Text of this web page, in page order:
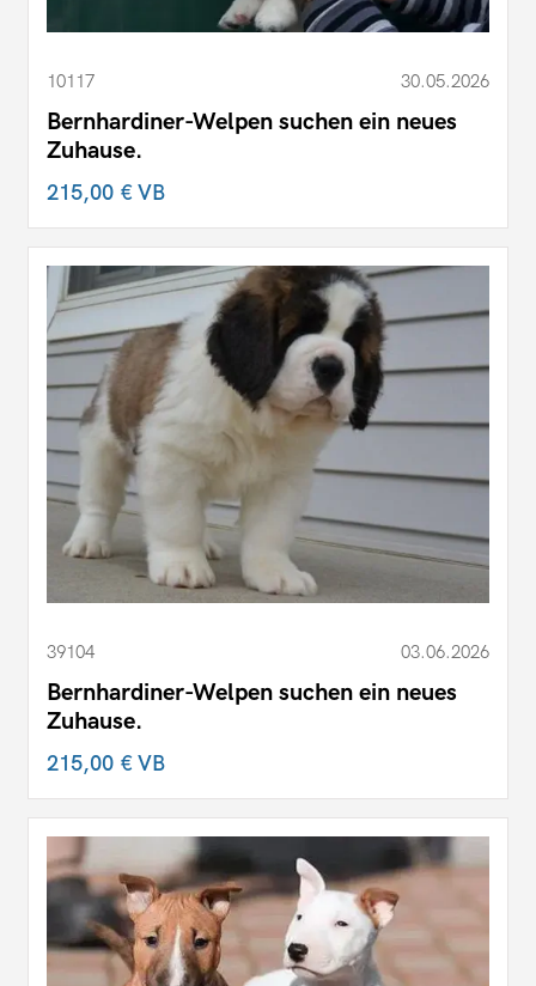
10117 30.05.2026
Bernhardiner-Welpen suchen ein neues
Zuhause.
215,00 €VB
39104 03.06.2026
Bernhardiner-Welpen suchen ein neues
Zuhause.
215,00 €VB